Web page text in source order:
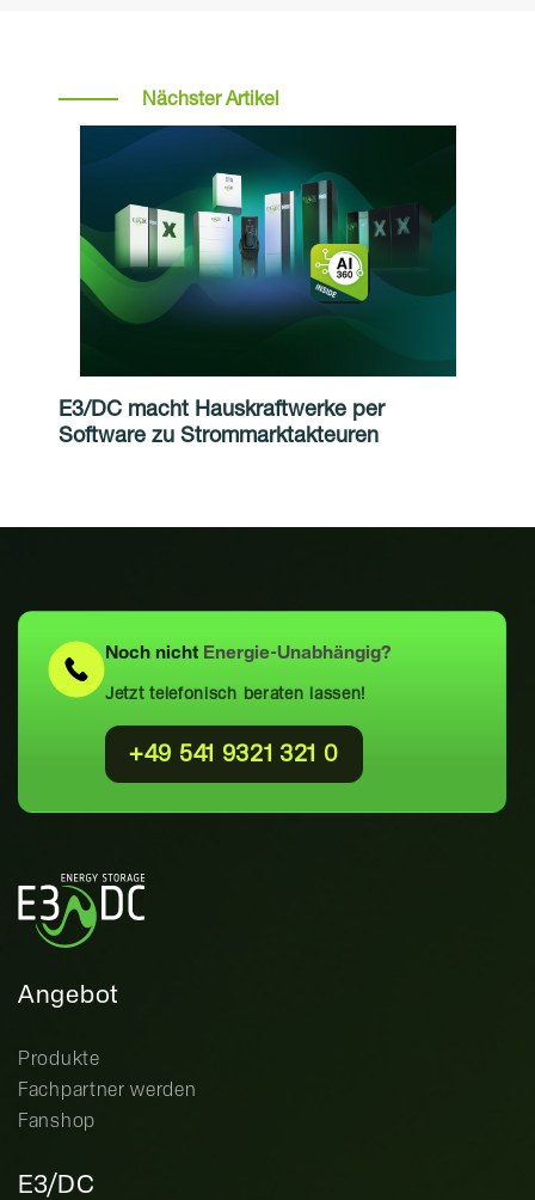
Nächster Artikel
E3/DC macht Hauskraftwerke per
Software zu Strommarktakteuren
Noch nicht Energie-Unabhängig?
Jetzt telefonisch beraten lassen!
+49 541 9321 321 0
Angebot
Produkte
Fachpartner werden
Fanshop
E3/DC